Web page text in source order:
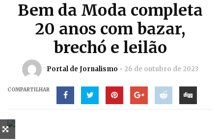
Bem da Moda completa
20 anos com bazar,
brechó e leilão
Portal de Jornalismo 26 de outubro de 2023
COMPARTILHAR